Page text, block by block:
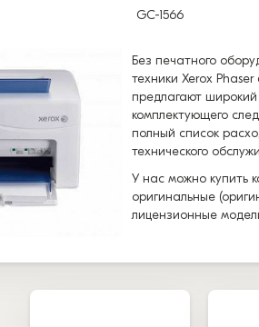
GC-1566
Без печатного
техники Xerox
предлагают
комплектующего
полный список
технического
У нас можно купить
оригинальные
лицензионные